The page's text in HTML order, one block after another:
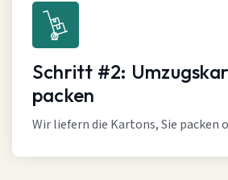
Schritt #2:
packen
Wir liefern die Kartons, Sie packen